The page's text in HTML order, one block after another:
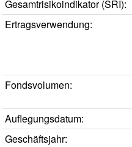
Gesamtrisikoindikator (SRI):
Ertragsverwendung:
Fondsvolumen:
Auflegungsdatum:
Geschäftsjahr: